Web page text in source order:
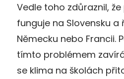
Vedle toho zdůraznil,
funguje na Slovensku a
Německu nebo Francii.
tímto problémem
se klima na školách